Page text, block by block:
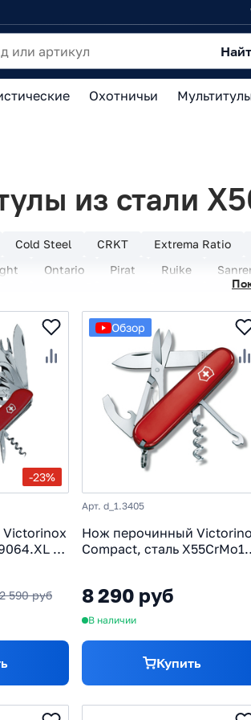
Охотничьи
из стали
Cold Steel CRKT Extrema Ratio
Ontario Pirat Ruike
Из стали 3Cr13 Из стали 420 Из
Из стали 5Cr15MoV Из стали 65х13
Из стали Nitro-V Из стали S30V Из
С алюминиевой рукоятью С
(термопластик)
С рукоятью из неопрен
-23%
с
590 руб
Обзор
Арт. d_1.3405
Нож перочинный
Compact, сталь
8 290 руб
В наличии
Купить